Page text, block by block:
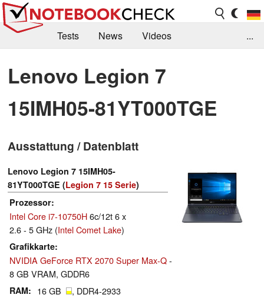
Tests News
Videos
Kaufberatung
Deals Suche
Forum
...
Lenovo Legion 7
15IMH05-81YT000TGE
Ausstattung / Datenblatt
Lenovo Legion 7 15IMH05-
81YT000TGE (Legion 7 15 Serie)
Prozessor
Intel Core i7-10750H6c/12t 6 x
2.6 - 5 GHz (Intel Comet Lake)
Grafikkarte
NVIDIA GeForce RTX 2070 Super Max-Q-
8 GB VRAM, GDDR6
RAM 16 GB , DDR4-2933